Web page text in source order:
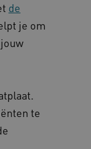
de
je om
te